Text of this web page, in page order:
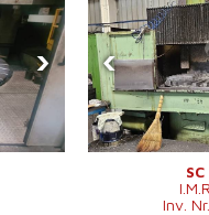
› ‹
Inv.